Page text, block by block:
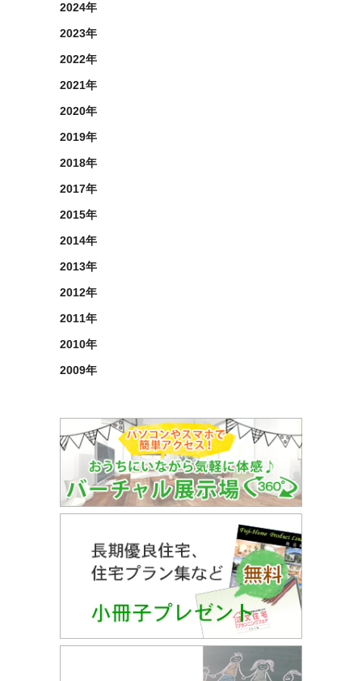
2024年
2023年
2022年
2021年
2020年
2019年
2018年
2017年
2015年
2014年
2013年
2012年
2011年
2010年
2009年